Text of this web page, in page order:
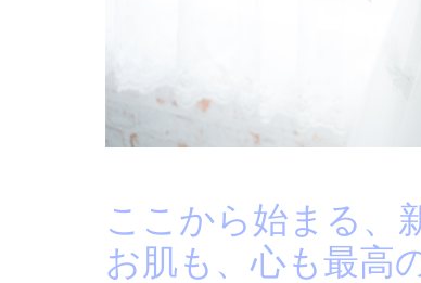
ここから始まる、
お肌も、心も最高